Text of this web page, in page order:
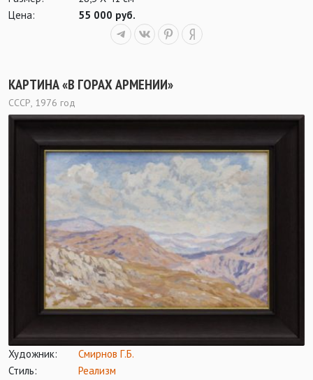
Цена:
55 000 руб.
КАРТИНА «В ГОРАХ АРМЕНИИ»
СССР, 1976 год
Художник:
Смирнов Г.Б.
Стиль:
Реализм